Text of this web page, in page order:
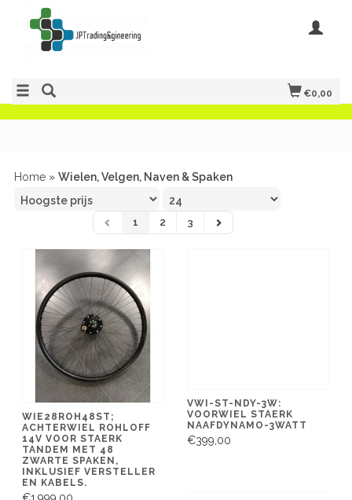
€0,00
Home » Wielen, Velgen, Naven & Spaken
1 2 3
WIE28ROH48ST;
ACHTERWIEL ROHLOFF
14V VOOR STAERK
TANDEM MET 48
ZWARTE SPAKEN,
INKLUSIEF VERSTELLER
EN KABELS.
€1.999,00
VWI-ST-NDY-3W:
VOORWIEL STAERK
NAAFDYNAMO-3WATT
€399,00